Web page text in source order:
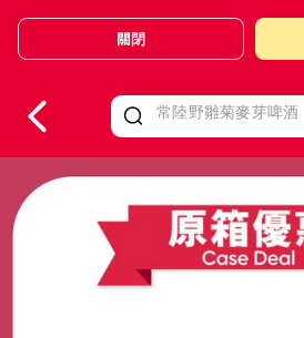
Valid Until 30 June 2026
關閉